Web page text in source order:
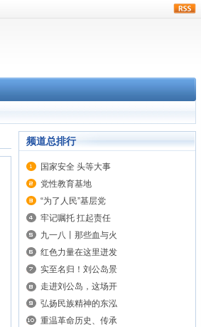
频道总排行
国家安全 头等大事
党性教育基地
“为了人民”基层党
牢记嘱托 扛起责任
九一八丨那些血与火
红色力量在这里迸发
实至名归！刘公岛景
走进刘公岛，这场开
弘扬民族精神的东泓
重温革命历史、传承